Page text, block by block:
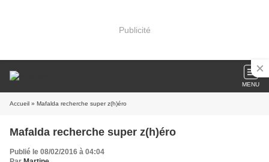
Publicité
MENU
Accueil » Mafalda recherche super z(h)éro
Mafalda recherche super z(h)éro
Publié le 08/02/2016 à 04:04